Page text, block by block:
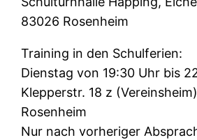
83026 Rosenheim
Training in den Schulferien:
Dienstag von 19:30 Uhr bis
Klepperstr. 18 z
Rosenheim
Nur nach vorheriger